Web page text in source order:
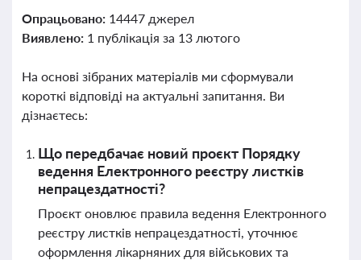
Опрацьовано: 14447 джерел
Виявлено: 1 публікація за 13 лютого
На основі зібраних матеріалів ми сформували
короткі відповіді на актуальні запитання. Ви
дізнаєтесь:
Що передбачає новий проєкт Порядку
ведення Електронного реєстру листків
непрацездатності?
Проєкт оновлює правила ведення Електронного
реєстру листків непрацездатності, уточнює
оформлення лікарняних для військових та